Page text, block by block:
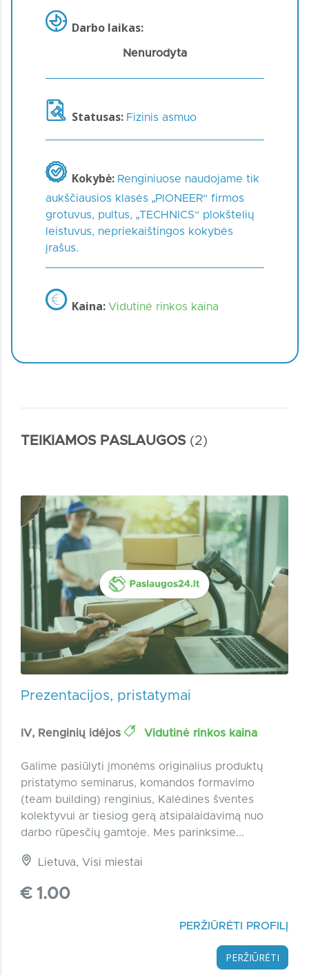
Darbo laikas:
Nenurodyta
Statusas: Fizinis asmuo
Kokybė: Renginiuose naudojame tik
aukščiausios klasės „PIONEER“ firmos
grotuvus, pultus, „TECHNICS“ plokštelių
leistuvus, nepriekaištingos kokybės
įrašus.
Kaina: Vidutinė rinkos kaina
TEIKIAMOS PASLAUGOS (2)
Prezentacijos, pristatymai
IV, Renginių idėjos Vidutinė rinkos kaina
Galime pasiūlyti įmonėms originalius produktų
pristatymo seminarus, komandos formavimo
(team building) renginius, Kalėdines šventes
kolektyvui ar tiesiog gerą atsipalaidavimą nuo
darbo rūpesčių gamtoje. Mes parinksime...
Lietuva, Visi miestai
€ 1.00
PERŽIŪRĖTI PROFILĮ
PERŽIŪRĖTI